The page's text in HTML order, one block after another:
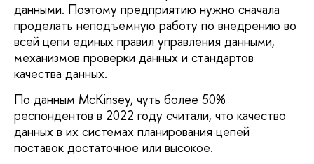
данными. Поэтому предприятию нужно сначала
проделать неподъемную работу по внедрению во
всей цепи единых правил управления данными,
механизмов проверки данных и стандартов
качества данных.
По данным McKinsey, чуть более 50%
респондентов в 2022 году считали, что качество
данных в их системах планирования цепей
поставок достаточное или высокое.